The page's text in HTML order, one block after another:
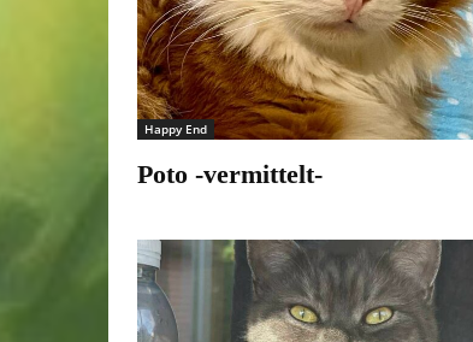
Happy End
Poto -vermittelt-